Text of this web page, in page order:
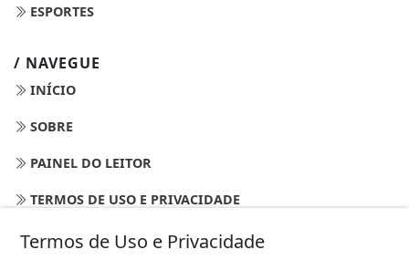
ESPORTES
/ NAVEGUE
INÍCIO
SOBRE
PAINEL DO LEITOR
TERMOS DE USO E PRIVACIDADE
FAQ
Termos de Uso e Privacidade